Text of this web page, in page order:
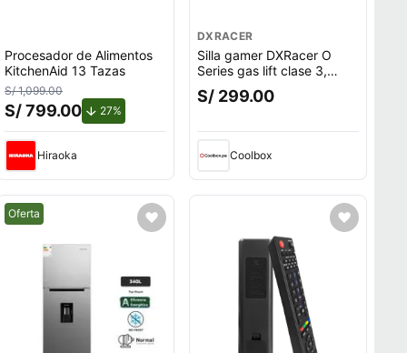
Procesador de Alimentos
KitchenAid 13 Tazas
S/ 1,099.00
S/ 799.00 27%
Hiraoka
DXRACER
Silla gamer DXRacer O
Series gas lift clase 3,
tapiz cuero pu, máx. 100
kg, inclinación 90 - 135°,
S/ 299.00
Coolbox
Mejor precio.
Oferta